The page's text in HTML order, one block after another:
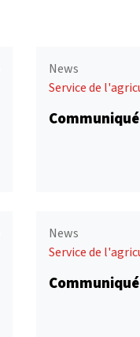
News
Service de
News
Service de